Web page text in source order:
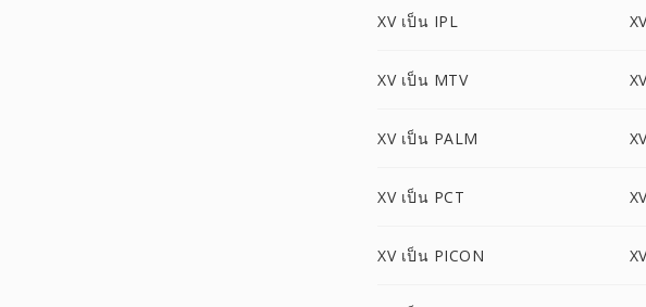
XV เป็น IPL
XV เป็น MTV
XV เป็น PALM
XV เป็น PCT
XV เป็น PICON